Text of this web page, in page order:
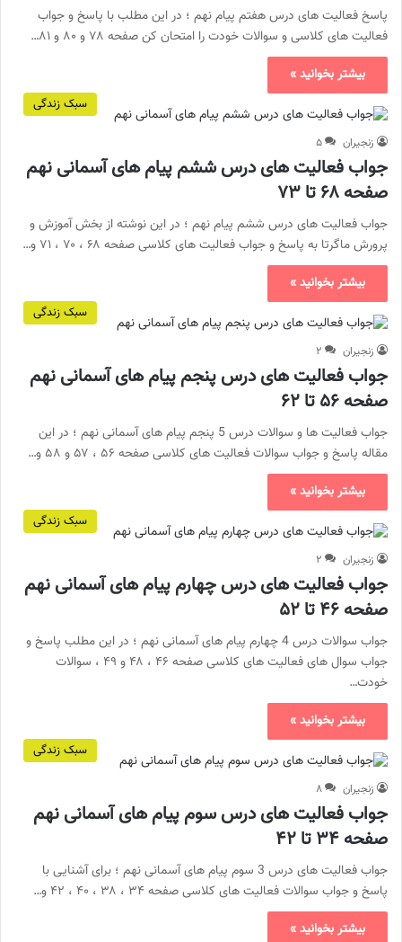
پاسخ فعالیت های درس هفتم پیام نهم ؛ در این مطلب با پاسخ و جواب
فعالیت های کلاسی و سوالات خودت را امتحان کن صفحه ۷۸ و ۸۰ و ۸۱…
بیشتر بخوانید »
سبک زندگی
زنجیران ۵
جواب فعالیت های درس ششم پیام های آسمانی نهم
صفحه ۶۸ تا ۷۳
جواب فعالیت های درس ششم پیام نهم ؛ در این نوشته از بخش آموزش و
پرورش ماگرتا به پاسخ و جواب فعالیت های کلاسی صفحه ۶۸ ، ۷۰ ، ۷۱ و…
بیشتر بخوانید »
سبک زندگی
زنجیران ۲
جواب فعالیت های درس پنجم پیام های آسمانی نهم
صفحه ۵۶ تا ۶۲
جواب فعالیت ها و سوالات درس 5 پنجم پیام های آسمانی نهم ؛ در این
مقاله پاسخ و جواب سوالات فعالیت های کلاسی صفحه ۵۶ ، ۵۷ و ۵۸ و…
بیشتر بخوانید »
سبک زندگی
زنجیران ۲
جواب فعالیت های درس چهارم پیام های آسمانی نهم
صفحه ۴۶ تا ۵۲
جواب سوالات درس 4 چهارم پیام های آسمانی نهم ؛ در این مطلب پاسخ و
جواب سوال های فعالیت های کلاسی صفحه ۴۶ ، ۴۸ و ۴۹ ، سوالات
خودت…
بیشتر بخوانید »
سبک زندگی
زنجیران ۸
جواب فعالیت های درس سوم پیام های آسمانی نهم
صفحه ۳۴ تا ۴۲
جواب فعالیت های درس 3 سوم پیام های آسمانی نهم ؛ برای آشنایی با
پاسخ و جواب سوالات فعالیت های کلاسی صفحه ۳۴ ، ۳۸ ، ۴۰ ، ۴۲ و…
بیشتر بخوانید »